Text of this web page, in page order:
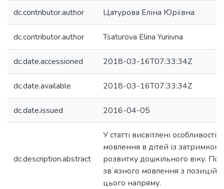
dc.contributor.author Цатурова Еліна Юріївна
dc.contributor.author Tsaturova Elina Yuriivna
dc.date.accessioned 2018-03-16T07:33:34Z
dc.date.available 2018-03-16T07:33:34Z
dc.date.issued 2016-04-05
dc.description.abstract
У статті висвітлені особливості
мовлення в дітей із затримкою
розвитку дошкільного віку.
звʼязного мовлення з позицій
цього напряму.